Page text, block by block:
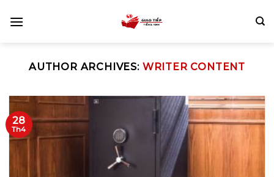
AUTHOR ARCHIVES: WRITER CONTENT
28
Th4